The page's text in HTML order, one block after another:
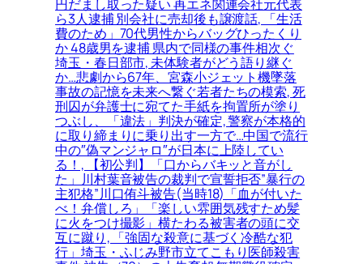
円だまし取った疑い 再エネ関連会社元代表
ら3人逮捕 別会社に売却後も譲渡話, 「生活
費のため」70代男性からバッグひったくり
か 48歳男を逮捕 県内で同様の事件相次ぐ
埼玉・春日部市, 未体験者がどう語り継ぐ
か…悲劇から67年、宮森小ジェット機墜落
事故の記憶を未来へ繋ぐ若者たちの模索, 死
刑囚が弁護士に宛てた手紙を拘置所が塗り
つぶし、「違法」判決が確定, 警察が本格的
に取り締まりに乗り出す一方で…中国で流行
中の″偽マンジャロ″が日本に上陸してい
る！, 【初公判】「口からバキッと音がし
た」川村葉音被告の裁判で宣誓拒否”暴行の
主犯格”川口侑斗被告(当時18)「血が付いた
べ！弁償しろ」「楽しい雰囲気残すため髪
に火をつけ撮影」横たわる被害者の頭に交
互に蹴り, 「強固な殺意に基づく冷酷な犯
行」埼玉・ふじみ野市立てこもり医師殺害